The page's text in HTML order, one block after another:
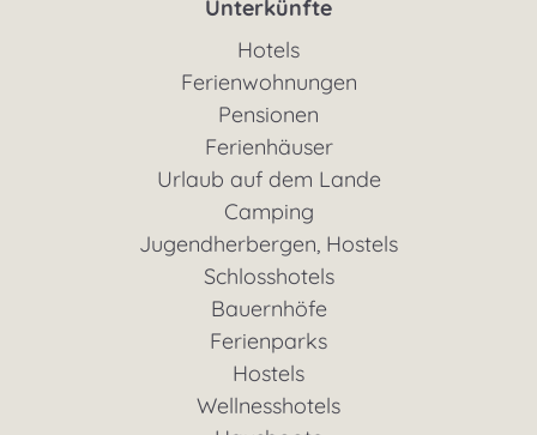
Unterkünfte
Hotels
Ferienwohnungen
Pensionen
Ferienhäuser
Urlaub auf dem Lande
Camping
Jugendherbergen, Hostels
Schlosshotels
Bauernhöfe
Ferienparks
Hostels
Wellnesshotels